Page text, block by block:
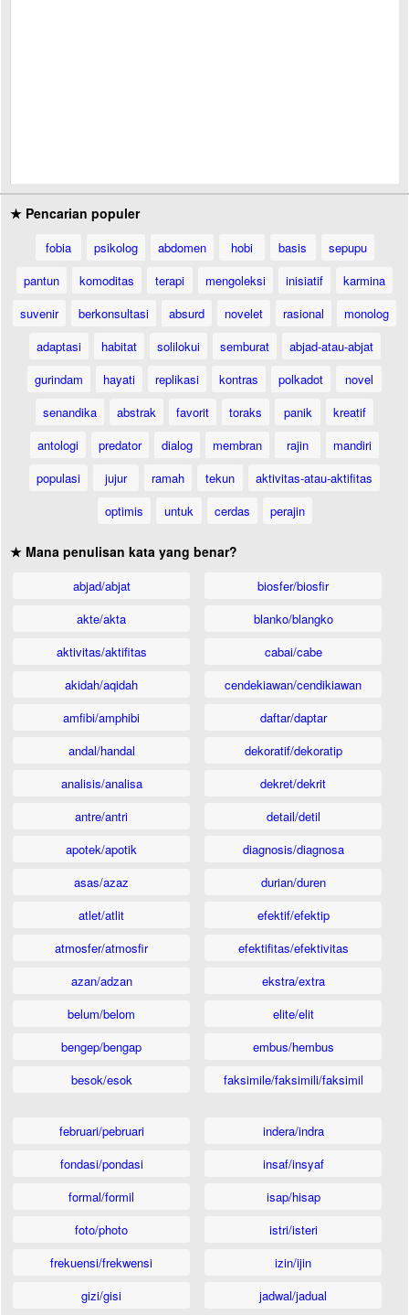
★ Pencarian populer
fobia psikolog abdomen hobi basis
sepupu
pantun
komoditas terapi mengoleksi inisiatif
karmina
suvenir
berkonsultasi absurd novelet rasional
monolog
adaptasi
habitat solilokui semburat
abjad-atau-abjat
gurindam
hayati replikasi kontras polkadot
novel
senandika
abstrak favorit toraks panik
kreatif
antologi
predator dialog membran rajin
mandiri
populasi
jujur ramah tekun
aktivitas-atau-aktifitas
optimis
untuk cerdas perajin
★ Mana penulisan kata yang benar?
abjad/abjat
akte/akta
aktivitas/aktifitas
akidah/aqidah
amfibi/amphibi
andal/handal
analisis/analisa
antre/antri
apotek/apotik
asas/azaz
atlet/atlit
atmosfer/atmosfir
azan/adzan
belum/belom
bengep/bengap
besok/esok
biosfer/biosfir
blanko/blangko
cabai/cabe
cendekiawan/cendikiawan
daftar/daptar
dekoratif/dekoratip
dekret/dekrit
detail/detil
diagnosis/diagnosa
durian/duren
efektif/efektip
efektifitas/efektivitas
ekstra/extra
elite/elit
embus/hembus
faksimile/faksimili/faksimil
februari/pebruari
fondasi/pondasi
formal/formil
foto/photo
frekuensi/frekwensi
gizi/gisi
indera/indra
insaf/insyaf
isap/hisap
istri/isteri
izin/ijin
jadwal/jadual